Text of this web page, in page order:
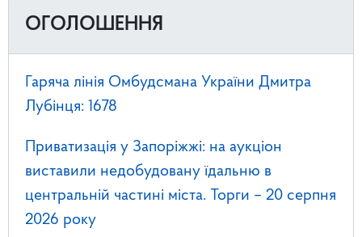
ОГОЛОШЕННЯ
Гаряча лінія Омбудсмана України Дмитра
Лубінця: 1678
Приватизація у Запоріжжі: на аукціон
виставили недобудовану їдальню в
центральній частині міста. Торги – 20 серпня
2026 року